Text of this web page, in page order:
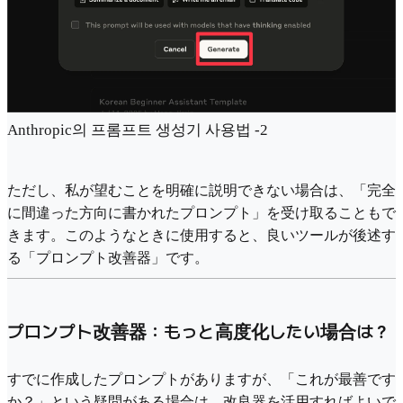
Anthropic의 프롬프트 생성기 사용법 -2
ただし、私が望むことを明確に説明できない場合は、「完全
に間違った方向に書かれたプロンプト」を受け取ることもで
きます。このようなときに使用すると、良いツールが後述す
る「プロンプト改善器」です。
プロンプト改善器：もっと高度化したい場合は？
すでに作成したプロンプトがありますが、「これが最善です